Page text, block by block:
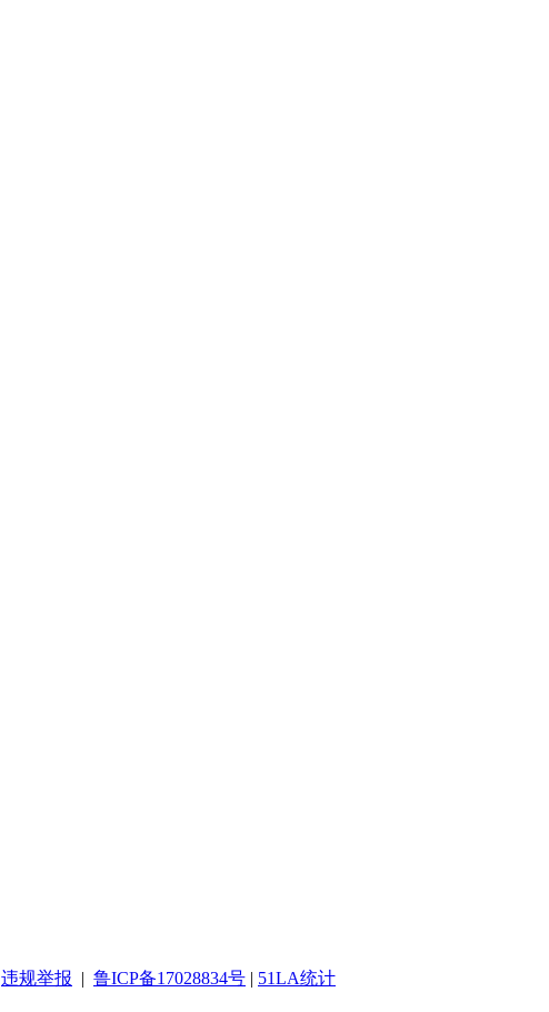
违规举报 | 鲁ICP备17028834号 | 51LA统计